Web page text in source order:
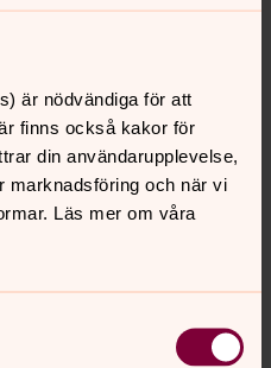
är nödvändiga för att
finns också kakor för
din användarupplevelse,
marknadsföring och när vi
Läs mer om våra
är alla välkomna,
här för dig, i våra kyrkor
personliga möten och
dagen med dig. Vi ses!
på sidans